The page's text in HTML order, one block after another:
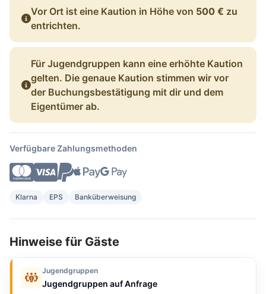
Vor Ort ist eine Kaution in Höhe von 500 € zu
entrichten.
Für Jugendgruppen kann eine erhöhte Kaution
gelten. Die genaue Kaution stimmen wir vor
der Buchungsbestätigung mit dir und dem
Eigentümer ab.
Verfügbare Zahlungsmethoden
Klarna EPS Banküberweisung
Hinweise für Gäste
Jugendgruppen
Jugendgruppen auf Anfrage